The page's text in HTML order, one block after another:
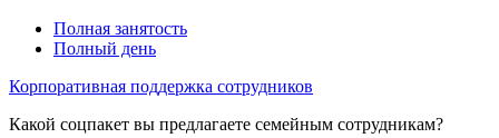
Полная занятость
Полный день
Корпоративная поддержка сотрудников
Какой соцпакет вы предлагаете семейным сотрудникам?